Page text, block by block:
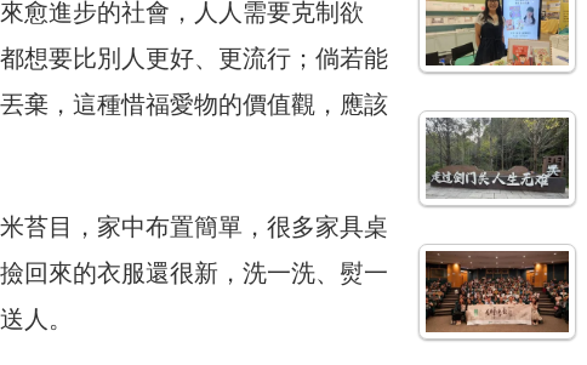
愈進步的社會，人人需要克制欲
想要比別人更好、更流行；倘若能
棄，這種惜福愛物的價值觀，應該
苔目，家中布置簡單，很多家具桌
回來的衣服還很新，洗一洗、熨一
人。